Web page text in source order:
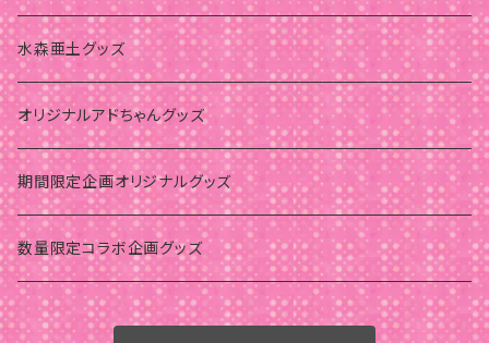
水森亜土グッズ
オリジナルアドちゃんグッズ
期間限定企画オリジナルグッズ
数量限定コラボ企画グッズ